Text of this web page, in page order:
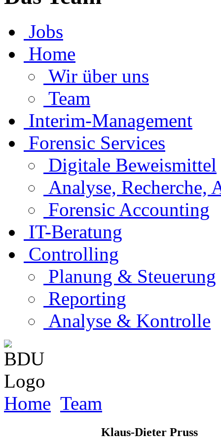
Jobs
Home
Wir über uns
Team
Interim-Management
Forensic Services
Digitale Beweismittel
Analyse, Recherche,
Forensic Accounting
IT-Beratung
Controlling
Planung & Steuerung
Reporting
Analyse & Kontrolle
Home Team
Klaus-Dieter Pruss